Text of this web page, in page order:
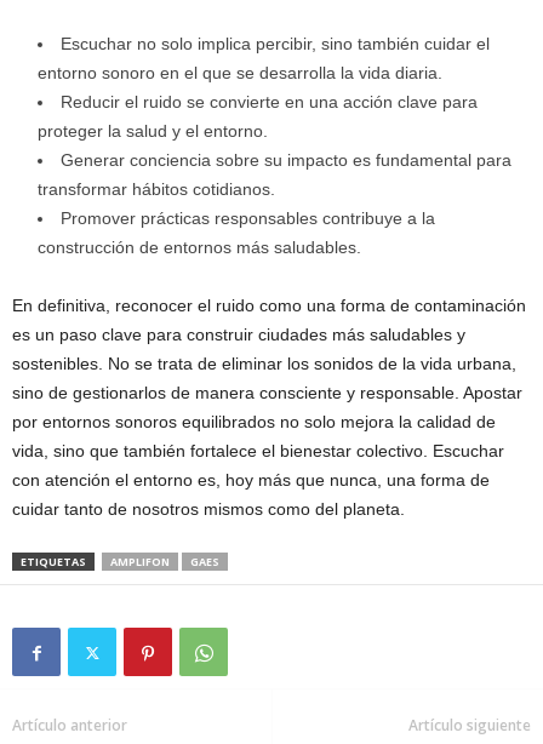
Escuchar no solo implica percibir, sino también cuidar el
entorno sonoro en el que se desarrolla la vida diaria.
Reducir el ruido se convierte en una acción clave para
proteger la salud y el entorno.
Generar conciencia sobre su impacto es fundamental para
transformar hábitos cotidianos.
Promover prácticas responsables contribuye a la
construcción de entornos más saludables.
En definitiva, reconocer el ruido como una forma de contaminación
es un paso clave para construir ciudades más saludables y
sostenibles. No se trata de eliminar los sonidos de la vida urbana,
sino de gestionarlos de manera consciente y responsable. Apostar
por entornos sonoros equilibrados no solo mejora la calidad de
vida, sino que también fortalece el bienestar colectivo. Escuchar
con atención el entorno es, hoy más que nunca, una forma de
cuidar tanto de nosotros mismos como del planeta.
ETIQUETAS AMPLIFON GAES
Artículo anterior Artículo siguiente